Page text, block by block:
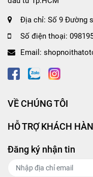
Địa chỉ: Số 9 Đường
Số điện thoại:
Email:
VỀ CHÚNG TÔI
HỖ TRỢ KHÁCH
Đăng ký nhận tin